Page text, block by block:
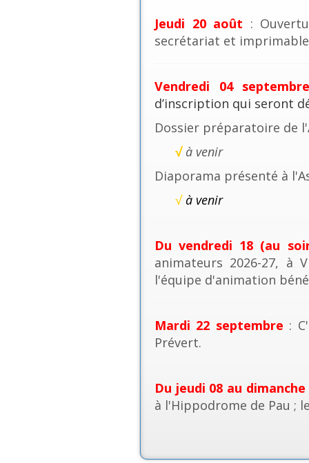
Jeudi 20 août :
secrétariat et
Vendredi 04
d’inscription qui seront
Dossier préparatoire de
√ à venir
Diaporama présenté à
√à venir
Du vendredi 18 (au
animateurs 2026-27, à
l'équipe d'animation
Mardi 22 septembre :
Prévert.
Du jeudi 08 au
à l'Hippodrome de Pau ;